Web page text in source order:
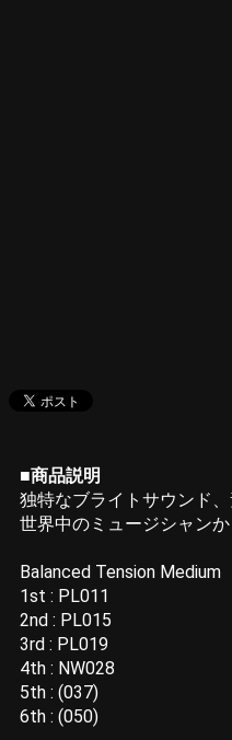
■商品説明
独特なブライトサウンド
世界中のミュージシャン
Balanced Tension Medium
1st : PL011
2nd : PL015
3rd : PL019
4th : NW028
5th : (037)
6th : (050)